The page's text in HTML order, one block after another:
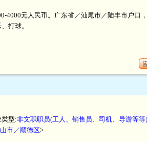
4000元人民币。广东省／汕尾市／陆丰市户口
打球。
类型:非文职职员(工人、销售员、司机、导游等等)
市／顺德区>